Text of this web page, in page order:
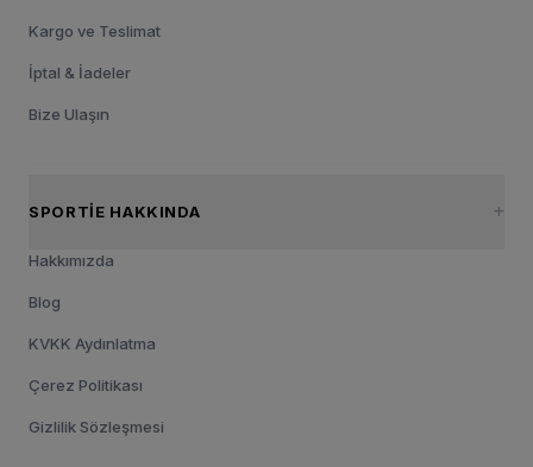
Kargo ve Teslimat
İptal & İadeler
Bize Ulaşın
SPORTIE HAKKINDA
Hakkımızda
Blog
KVKK Aydınlatma
Çerez Politikası
Gizlilik Sözleşmesi